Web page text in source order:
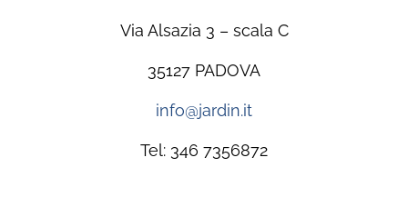
Via Alsazia 3 – scala C
35127 PADOVA
info@jardin.it
Tel: 346 7356872